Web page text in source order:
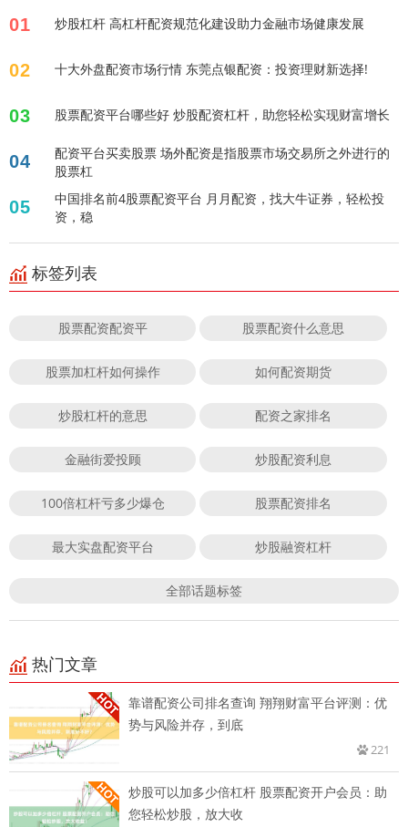
01 炒股杠杆 高杠杆配资规范化建设助力金融市场健康发展
02 十大外盘配资市场行情 东莞点银配资：投资理财新选择!
03 股票配资平台哪些好 炒股配资杠杆，助您轻松实现财富增长
04
配资平台买卖股票 场外配资是指股票市场交易所之外进行的
股票杠
05
中国排名前4股票配资平台 月月配资，找大牛证券，轻松投
资，稳
标签列表
股票配资配资平 股票配资什么意思
股票加杠杆如何操作 如何配资期货
炒股杠杆的意思 配资之家排名
金融街爱投顾 炒股配资利息
100倍杠杆亏多少爆仓 股票配资排名
最大实盘配资平台 炒股融资杠杆
全部话题标签
热门文章
靠谱配资公司排名查询 翔翔财富平台评测：优
势与风险并存，到底
221
炒股可以加多少倍杠杆 股票配资开户会员：助
您轻松炒股，放大收